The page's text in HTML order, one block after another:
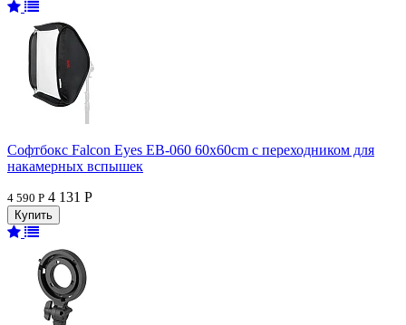
Софтбокс Falcon Eyes EB-060 60x60cm с переходником для
накамерных вспышек
4 590 Р 4 131 Р